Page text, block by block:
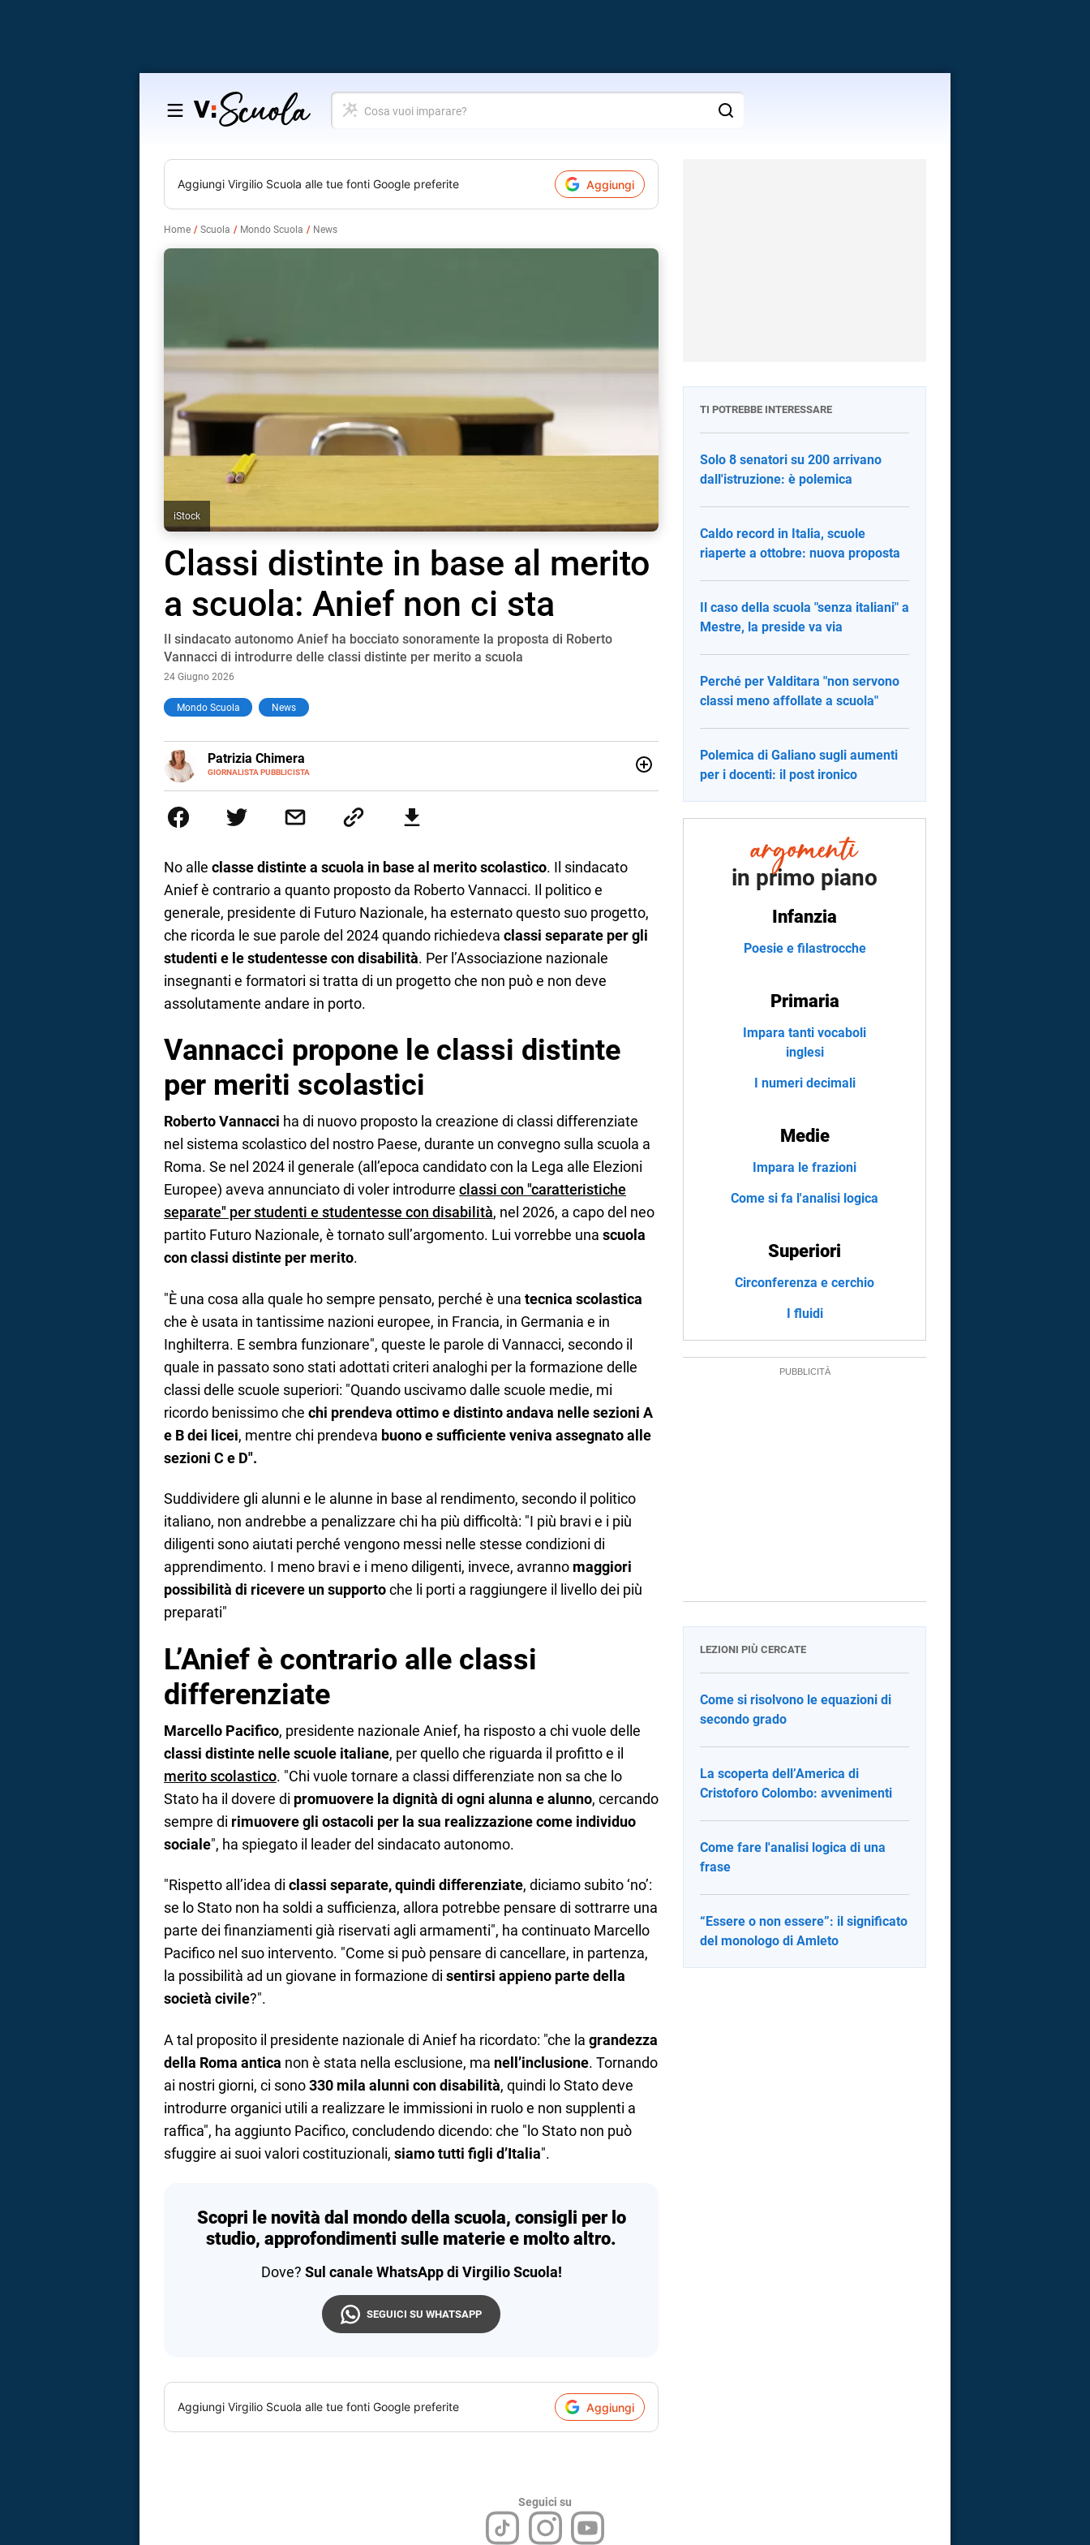
Salta
contenuto
Cosa
vuoi
Aggiungi Virgilio Scuola alle tue fonti Google preferite Aggiungi
Home Scuola Mondo Scuola News
iStock
Classi distinte in base al merito
a scuola: Anief non ci sta
Il sindacato autonomo Anief ha bocciato sonoramente la proposta di Roberto
Vannacci di introdurre delle classi distinte per merito a scuola
24 Giugno 2026
Mondo Scuola News
Patrizia Chimera
GIORNALISTA PUBBLICISTA
E-
MAIL
LINKEDIN
comunicazione specializzandosi nella scrittura di articoli sul mondo scolastico.
No alle classe distinte a scuola in base al merito scolastico. Il sindacato
Anief è contrario a quanto proposto da Roberto Vannacci. Il politico e
generale, presidente di Futuro Nazionale, ha esternato questo suo progetto,
che ricorda le sue parole del 2024 quando richiedeva classi separate per gli
studenti e le studentesse con disabilità. Per l’Associazione nazionale
insegnanti e formatori si tratta di un progetto che non può e non deve
assolutamente andare in porto.
Vannacci propone le classi distinte
per meriti scolastici
Roberto Vannacci ha di nuovo proposto la creazione di classi differenziate
nel sistema scolastico del nostro Paese, durante un convegno sulla scuola a
Roma. Se nel 2024 il generale (all’epoca candidato con la Lega alle Elezioni
Europee) aveva annunciato di voler introdurre classi con "caratteristiche
separate" per studenti e studentesse con disabilità, nel 2026, a capo del neo
partito Futuro Nazionale, è tornato sull’argomento. Lui vorrebbe una scuola
con classi distinte per merito.
"È una cosa alla quale ho sempre pensato, perché è una tecnica scolastica
che è usata in tantissime nazioni europee, in Francia, in Germania e in
Inghilterra. E sembra funzionare", queste le parole di Vannacci, secondo il
quale in passato sono stati adottati criteri analoghi per la formazione delle
classi delle scuole superiori: "Quando uscivamo dalle scuole medie, mi
ricordo benissimo che chi prendeva ottimo e distinto andava nelle sezioni A
e B dei licei, mentre chi prendeva buono e sufficiente veniva assegnato alle
sezioni C e D".
Suddividere gli alunni e le alunne in base al rendimento, secondo il politico
italiano, non andrebbe a penalizzare chi ha più difficoltà: "I più bravi e i più
diligenti sono aiutati perché vengono messi nelle stesse condizioni di
apprendimento. I meno bravi e i meno diligenti, invece, avranno maggiori
possibilità di ricevere un supportoche li porti a raggiungere il livello dei più
preparati"
L’Anief è contrario alle classi
differenziate
Marcello Pacifico, presidente nazionale Anief, ha risposto a chi vuole delle
classi distinte nelle scuole italiane, per quello che riguarda il profitto e il
merito scolastico. "Chi vuole tornare a classi differenziate non sa che lo
Stato ha il dovere di promuovere la dignità di ogni alunna e alunno, cercando
sempre di rimuovere gli ostacoli per la sua realizzazione come individuo
sociale", ha spiegato il leader del sindacato autonomo.
"Rispetto all’idea di classi separate, quindi differenziate, diciamo subito ‘no’:
se lo Stato non ha soldi a sufficienza, allora potrebbe pensare di sottrarre una
parte dei finanziamenti già riservati agli armamenti", ha continuato Marcello
Pacifico nel suo intervento. "Come si può pensare di cancellare, in partenza,
la possibilità ad un giovane in formazione di sentirsi appieno parte della
società civile?".
A tal proposito il presidente nazionale di Anief ha ricordato: "che la grandezza
della Roma antica non è stata nella esclusione, ma nell’inclusione. Tornando
ai nostri giorni, ci sono330 mila alunni con disabilità, quindi lo Stato deve
introdurre organici utili a realizzare le immissioni in ruolo e non supplenti a
raffica", ha aggiunto Pacifico, concludendo dicendo: che "lo Stato non può
sfuggire ai suoi valori costituzionali, siamo tutti figli d’Italia".
Scopri le novità dal mondo della scuola, consigli per lo
studio, approfondimenti sulle materie e molto altro.
Dove? Sul canale WhatsApp di Virgilio Scuola!
SEGUICI SU WHATSAPP
Aggiungi Virgilio Scuola alle tue fonti Google preferite Aggiungi
TI POTREBBE INTERESSARE
Solo 8 senatori su 200 arrivano
dall'istruzione: è polemica
Caldo record in Italia, scuole
riaperte a ottobre: nuova proposta
Il caso della scuola "senza italiani" a
Mestre, la preside va via
Perché per Valditara "non servono
classi meno affollate a scuola"
Polemica di Galiano sugli aumenti
per i docenti: il post ironico
in primo piano
Infanzia
Poesie e filastrocche
Primaria
Impara tanti vocaboli
inglesi
I numeri decimali
Medie
Impara le frazioni
Come si fa l'analisi logica
Superiori
Circonferenza e cerchio
I fluidi
LEZIONI PIÙ CERCATE
Come si risolvono le equazioni di
secondo grado
La scoperta dell’America di
Cristoforo Colombo: avvenimenti
Come fare l'analisi logica di una
frase
“Essere o non essere”: il significato
del monologo di Amleto
Seguici su